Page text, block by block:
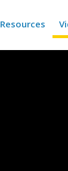
Resources